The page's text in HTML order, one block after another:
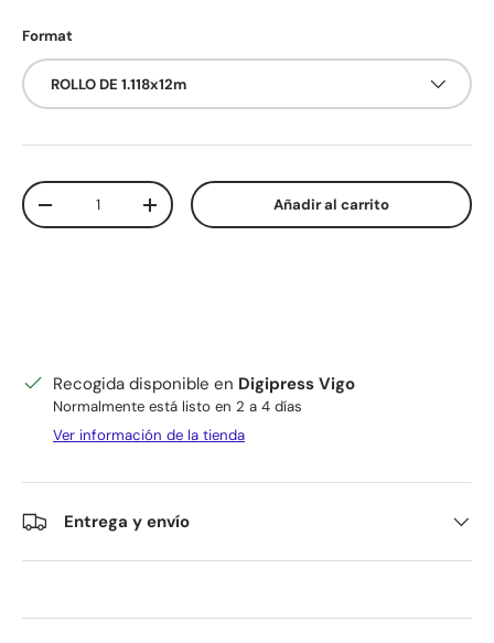
Format
ROLLO DE 1.118x12m
Cant.
Disminuir cantidadAumentar la cantidadAñadir al carrito
Recogida disponible en Digipress Vigo
Normalmente está listo en 2 a 4 días
Ver información de la tienda
Entrega y envío